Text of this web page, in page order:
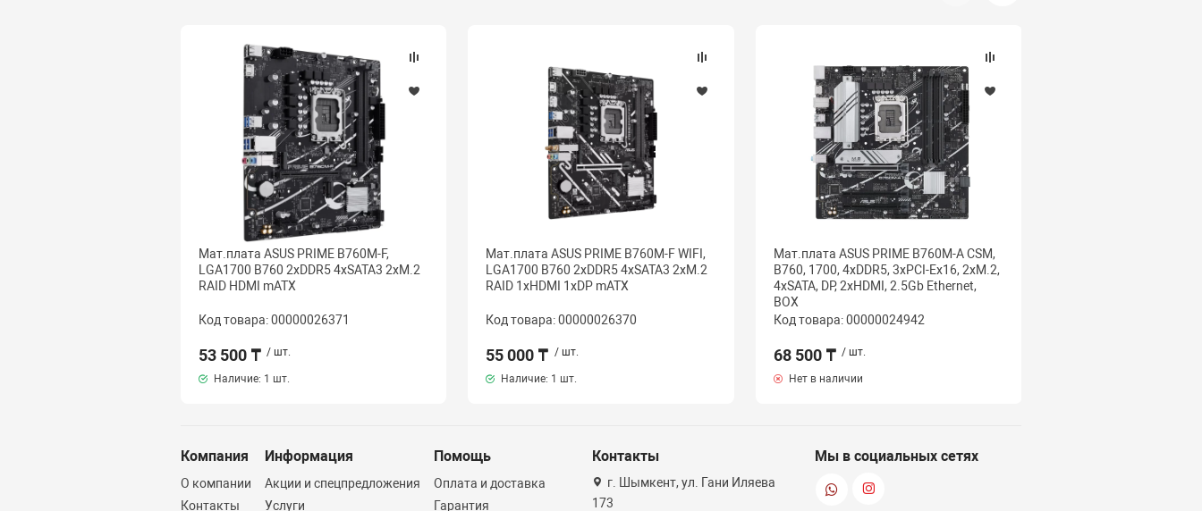
Мат.плата ASUS PRIME B760M-F,
LGA1700 B760 2xDDR5 4xSATA3 2xM.2
RAID HDMI mATX
Код товара: 00000026371
53 500 ₸ / шт.
Наличие: 1 шт.
Мат.плата ASUS PRIME B760M-F WIFI,
LGA1700 B760 2xDDR5 4xSATA3 2xM.2
RAID 1xHDMI 1xDP mATX
Код товара: 00000026370
55 000 ₸ / шт.
Наличие: 1 шт.
Мат.плата ASUS PRIME B760M-A CSM,
B760, 1700, 4xDDR5, 3xPCI-Ex16, 2xM.2,
4xSATA, DP, 2xHDMI, 2.5Gb Ethernet,
BOX
Код товара: 00000024942
68 500 ₸ / шт.
Нет в наличии
Компания
О компании
Контакты
Информация
Акции и спецпредложения
Услуги
Помощь
Оплата и доставка
Гарантия
Контакты
г. Шымкент, ул. Гани Иляева
173
Мы в социальных сетях